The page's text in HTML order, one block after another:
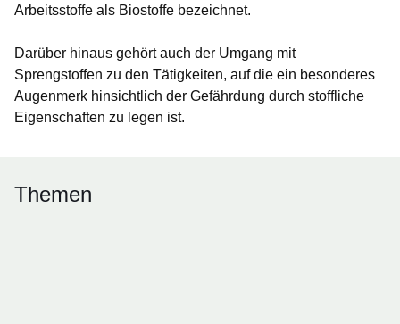
Arbeitsstoffe als Biostoffe bezeichnet.
Darüber hinaus gehört auch der Umgang mit
Sprengstoffen zu den Tätigkeiten, auf die ein besonderes
Augenmerk hinsichtlich der Gefährdung durch stoffliche
Eigenschaften zu legen ist.
Themen